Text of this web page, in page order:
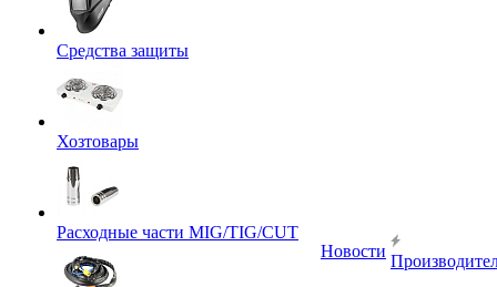
Средства защиты
Хозтовары
Расходные части MIG/TIG/CUT
Новости